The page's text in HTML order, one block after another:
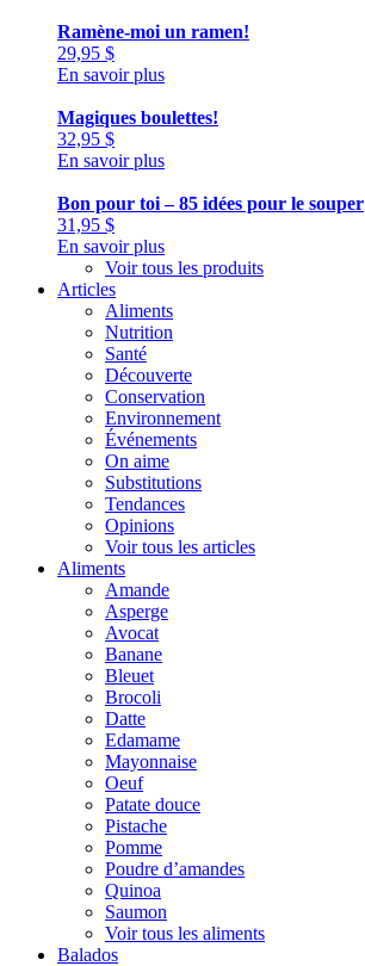
Ramène-moi un ramen!
29,95 $
En savoir plus
Magiques boulettes!
32,95 $
En savoir plus
Bon pour toi – 85 idées pour le souper
31,95 $
En savoir plus
Voir tous les produits
Articles
Aliments
Nutrition
Santé
Découverte
Conservation
Environnement
Événements
On aime
Substitutions
Tendances
Opinions
Voir tous les articles
Aliments
Amande
Asperge
Avocat
Banane
Bleuet
Brocoli
Datte
Edamame
Mayonnaise
Oeuf
Patate douce
Pistache
Pomme
Poudre d’amandes
Quinoa
Saumon
Voir tous les aliments
Balados